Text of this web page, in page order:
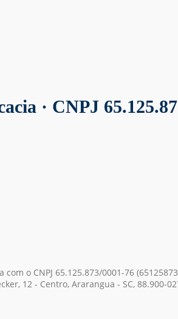
· CNPJ
o CNPJ 65.125.873/0001-76
12 - Centro, Ararangua - SC,